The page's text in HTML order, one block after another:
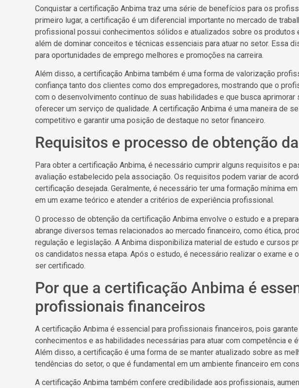
Conquistar a certificação Anbima traz uma série de benefícios para os
primeiro lugar, a certificação é um diferencial importante no mercado de
profissional possui conhecimentos sólidos e atualizados sobre os produtos
além de dominar conceitos e técnicas essenciais para atuar no setor. Essa
para oportunidades de emprego melhores e promoções na carreira.
Além disso, a certificação Anbima também é uma forma de valorização
confiança tanto dos clientes como dos empregadores, mostrando que o
com o desenvolvimento contínuo de suas habilidades e que busca aprimorar
oferecer um serviço de qualidade. A certificação Anbima é uma maneira de
competitivo e garantir uma posição de destaque no setor financeiro.
Requisitos e processo de obtenção
Para obter a certificação Anbima, é necessário cumprir alguns requisitos e
avaliação estabelecido pela associação. Os requisitos podem variar de
certificação desejada. Geralmente, é necessário ter uma formação mínima
em um exame teórico e atender a critérios de experiência profissional.
O processo de obtenção da certificação Anbima envolve o estudo e a
abrange diversos temas relacionados ao mercado financeiro, como ética,
regulação e legislação. A Anbima disponibiliza material de estudo e cursos
os candidatos nessa etapa. Após o estudo, é necessário realizar o exame e
ser certificado.
Por que a certificação Anbima é
profissionais financeiros
A certificação Anbima é essencial para profissionais financeiros, pois
conhecimentos e as habilidades necessárias para atuar com competência e
Além disso, a certificação é uma forma de se manter atualizado sobre as
tendências do setor, o que é fundamental em um ambiente financeiro em
A certificação Anbima também confere credibilidade aos profissionais,